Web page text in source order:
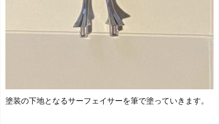
塗装の下地となるサーフェイサーを筆で塗っていきます。